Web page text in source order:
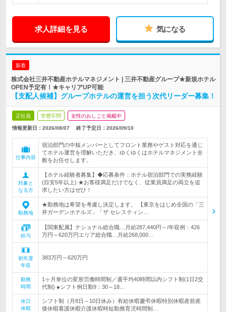
求人詳細を見る 気になる
新着
株式会社三井不動産ホテルマネジメント | 三井不動産グループ★新規ホテル
OPEN予定有！★キャリアUP可能
【支配人候補】グループホテルの運営を担う次代リーダー募集！
正社員 学歴不問 女性のおしごと掲載中
情報更新日：2026/08/07 終了予定日： 2026/09/10
仕事内容
宿泊部門の中核メンバーとしてフロント業務やゲスト対応を通じ
てホテル運営を理解いただき、ゆくゆくはホテルマネジメント全
般をお任せします。
対象と
なる方
【ホテル経験者募集】◆応募条件：ホテル宿泊部門での実務経験
(目安5年以上) ★お客様満足だけでなく、従業員満足の両立を追
求したい方はぜひ！
勤務地
★勤務地は希望を考慮し決定します。 【東京をはじめ全国の「三
井ガーデンホテルズ」「ザ セレスティン…
給与
【関東配属】ナショナル総合職…月給287,440円～/年収例：426
万円～620万円エリア総合職…月給268,000…
初年度
年収
383万円～620万円
勤務
時間
1ヶ月単位の変形労働時間制／週平均40時間以内シフト制(1日2交
代制) ●シフト例日勤9：30～18…
休日
休暇
シフト制（月8日～10日休み）有給休暇慶弔休暇特別休暇産前産
後休暇看護休暇介護休暇時短勤務育児時間制…